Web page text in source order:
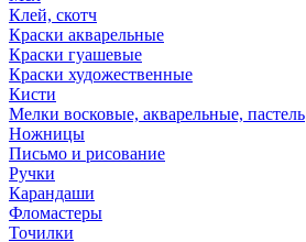
Клей, скотч
Краски акварельные
Краски гуашевые
Краски художественные
Кисти
Мелки восковые, акварельные, пастель
Ножницы
Письмо и рисование
Ручки
Карандаши
Фломастеры
Точилки